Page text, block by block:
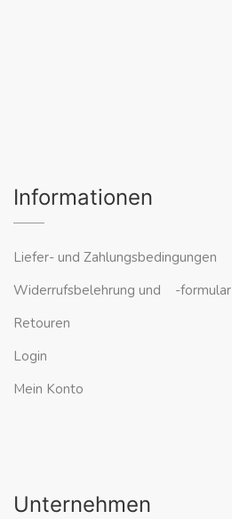
Informationen
Liefer- und Zahlungsbedingungen
Widerrufsbelehrung und -formular
Retouren
Login
Mein Konto
Unternehmen